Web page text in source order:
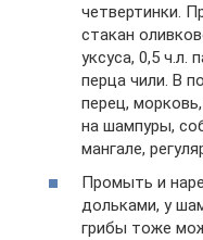
четвертинки.
стакан
уксуса, 0,5 ч.л.
перца чили. В
перец,
на шампуры,
мангале,
Промыть и
дольками, у
грибы тоже